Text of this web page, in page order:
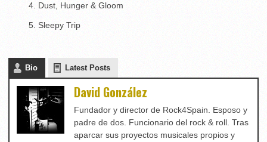
Dust, Hunger & Gloom
Sleepy Trip
Bio Latest Posts
David González
Fundador y director de Rock4Spain. Esposo y
padre de dos. Funcionario del rock & roll. Tras
aparcar sus proyectos musicales propios y